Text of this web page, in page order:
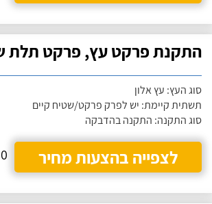
התקנת פרקט עץ, פרקט תלת
סוג העץ: עץ אלון
תשתית קיימת: יש לפרק פרקט/שטיח קיים
סוג התקנה: התקנה בהדבקה
לצפייה בהצעות מחיר
0 הצעות מחיר